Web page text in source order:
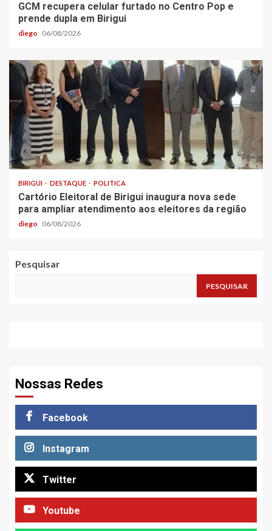
GCM recupera celular furtado no Centro Pop e
prende dupla em Birigui
diego 06/08/2026
BIRIGUI DESTAQUE POLITICA
Cartório Eleitoral de Birigui inaugura nova sede
para ampliar atendimento aos eleitores da região
diego 06/08/2026
Pesquisar
PESQUISAR
Nossas Redes
Facebook
Instagram
Twitter
Youtube